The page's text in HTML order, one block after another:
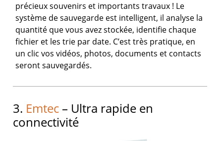
précieux souvenirs et importants travaux ! Le
système de sauvegarde est intelligent, il analyse la
quantité que vous avez stockée, identifie chaque
fichier et les trie par date. C’est très pratique, en
un clic vos vidéos, photos, documents et contacts
seront sauvegardés.
3. Emtec – Ultra rapide en
connectivité